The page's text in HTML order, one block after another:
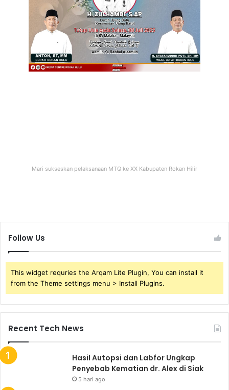
Mari sukseskan pelaksanaan MTQ ke XX Kabupaten Rokan Hilir
Follow Us
This widget requries the Arqam Lite Plugin, You can install it
from the Theme settings menu > Install Plugins.
Recent Tech News
Hasil Autopsi dan Labfor Ungkap
Penyebab Kematian dr. Alex di Siak
5 hari ago